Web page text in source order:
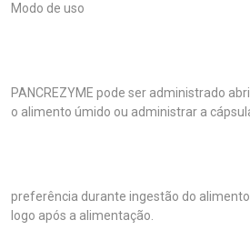
Modo de uso
PANCREZYME pode ser administrado
o alimento úmido ou administrar a
preferência durante ingestão do
logo após a alimentação.